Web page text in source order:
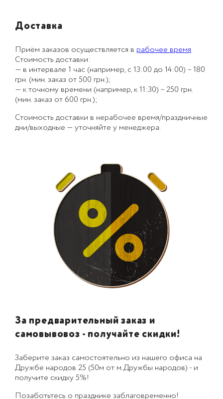
Доставка
Приём заказов осуществляется в рабочее время.
Стоимость доставки:
— в интервале 1 час (например, с 13:00 до 14:00) – 180
грн. (мин. заказ от 500 грн.);
— к точному времени (например, к 11:30) – 250 грн.
(мин. заказ от 600 грн.);
Стоимость доставки в нерабочее время/праздничные
дни/выходные — уточняйте у менеджера.
За предварительный заказ и
самовывовоз - получайте скидки!
Заберите заказ самостоятельно из нашего офиса на
Дружбе народов 25 (50м от м.Дружбы народов) - и
получите скидку 5%!
Позаботьтесь о празднике заблаговременно!